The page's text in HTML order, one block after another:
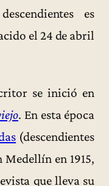
es
el 24 de abril
se inició en
. En esta época
(descendientes
en 1915,
que lleva su